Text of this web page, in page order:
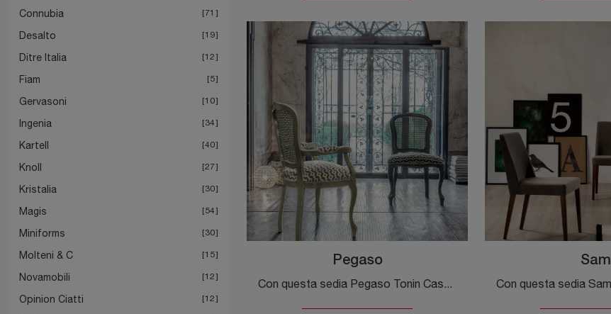
Connubia 71
Desalto 19
Ditre Italia 12
Fiam 5
Gervasoni 10
Ingenia 34
Kartell 40
Knoll 27
Kristalia 30
Magis 54
Miniforms 30
Molteni & C 15
Novamobili 12
Opinion Ciatti 12
Pegaso
Con questa sedia Pegaso Tonin Casa in legno, una delle nostre sedute fisse classiche, potrai valorizzare i tuoi spazi.
Sam